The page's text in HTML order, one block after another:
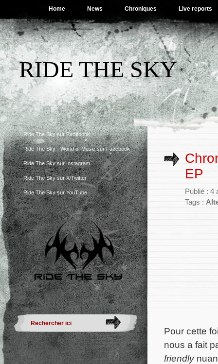
Home News Chroniques Live reports
RIDE THE SKY
Ride The Sky sur Facebook
Ride The Sky - World of Music sur Facebook
Ride The Sky sur Instagram
Ride The Sky sur X/Twitter
Ride The Sky sur YouTube
EP
Publié : 4
Tags :
Pour cette
nous a fait
friendly